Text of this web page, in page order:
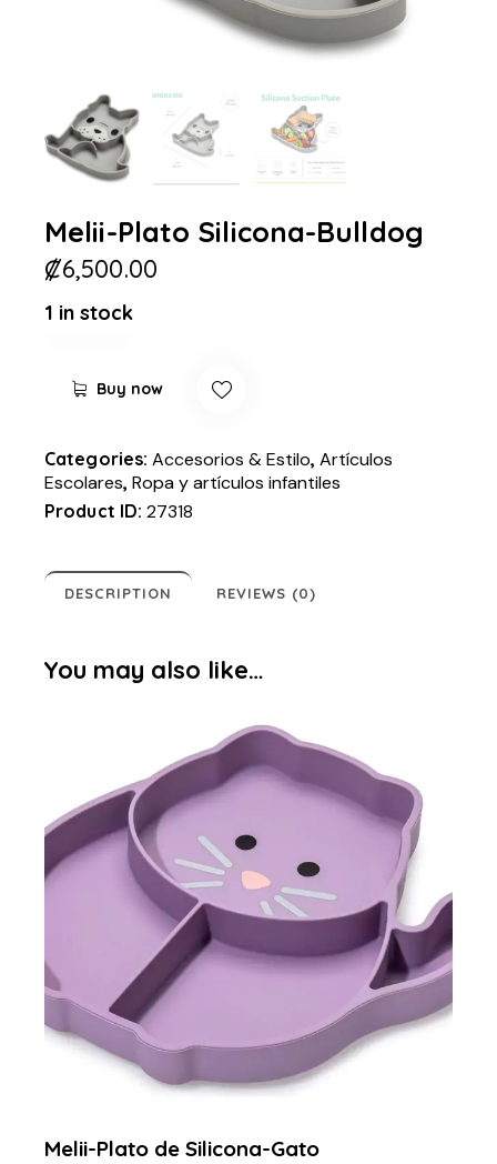
Melii-Plato Silicona-Bulldog
₡6,500.00
1 in stock
Buy now
Categories: Accesorios & Estilo, Artículos
Escolares,Ropa y artículos infantiles
Product ID:27318
DESCRIPTION REVIEWS (0)
You may also like…
Melii-Plato de Silicona-Gato